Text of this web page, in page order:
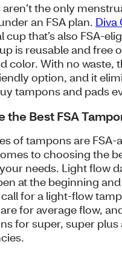
the only
an FSA plan. Diva
cup that’s also FSA-
is reusable and free
color. With no waste,
option, and it
tampons and pads
the Best FSA
of tampons are FSA-
to choosing the
needs. Light flow
at the beginning
for a light-flow
for average flow,
for super, super plus